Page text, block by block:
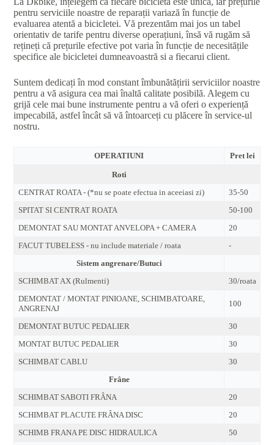
pentru serviciile noastre de reparații variază în funcție de
evaluarea atentă a bicicletei. Vă prezentăm mai jos un tabel
orientativ de tarife pentru diverse operațiuni, însă vă rugăm să
rețineți că prețurile efective pot varia în funcție de necesitățile
specifice ale bicicletei dumneavoastră si a fiecarui client.
Suntem dedicați în mod constant îmbunătățirii serviciilor noastre
pentru a vă asigura cea mai înaltă calitate posibilă. Alegem cu
grijă cele mai bune instrumente pentru a vă oferi o experiență
impecabilă, astfel încât să vă întoarceți cu plăcere în service-ul
nostru.
OPERATIUNI Pret lei
Roti
CENTRAT ROATA - (*nu se poate efectua in aceeiasi zi)
35-50
SPITAT SI CENTRAT ROATA
50-100
DEMONTAT SAU MONTAT ANVELOPA + CAMERA
20
FACUT TUBELESS - nu include materiale / roata
-
Sistem angrenare/Butuci
SCHIMBAT AX (Rulmenti)
30/roata
DEMONTAT / MONTAT PINIOANE, SCHIMBATOARE,
ANGRENAJ
100
DEMONTAT BUTUC PEDALIER
30
MONTAT BUTUC PEDALIER
30
SCHIMBAT CABLU
30
Frâne
SCHIMBAT SABOTI FRÂNA
20
SCHIMBAT PLACUTE FRÂNA DISC
20
SCHIMB FRANA PE DISC HIDRAULICA
50